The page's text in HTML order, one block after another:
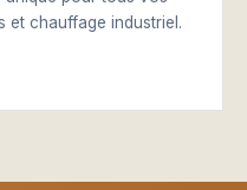
et chauffage industriel.